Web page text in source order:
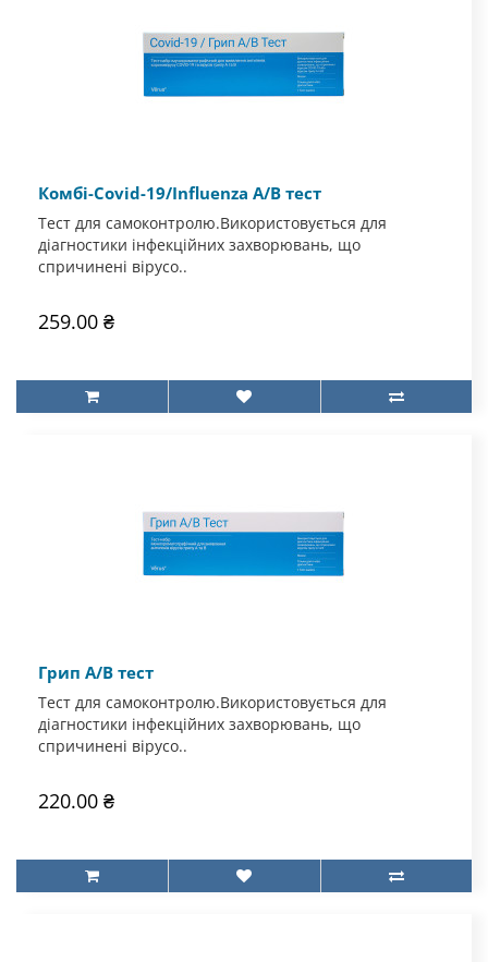
Комбі-Covid-19/Influenza A/B тест
Тест для самоконтролю.Використовується для
діагностики інфекційних захворювань, що
спричинені вірусо..
259.00 ₴
Грип А/В тест
Тест для самоконтролю.Використовується для
діагностики інфекційних захворювань, що
спричинені вірусо..
220.00 ₴